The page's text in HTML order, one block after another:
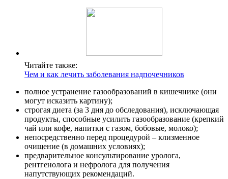
Читайте также:
Чем и как лечить заболевания надпочечников
полное устранение газообразований в кишечнике (они
могут исказить картину);
строгая диета (за 3 дня до обследования), исключающая
продукты, способные усилить газообразование (крепкий
чай или кофе, напитки с газом, бобовые, молоко);
непосредственно перед процедурой – клизменное
очищение (в домашних условиях);
предварительное консультирование уролога,
рентгенолога и нефролога для получения
напутствующих рекомендаций.